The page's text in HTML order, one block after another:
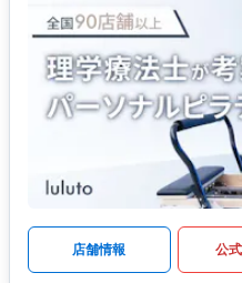
店舗情報 公